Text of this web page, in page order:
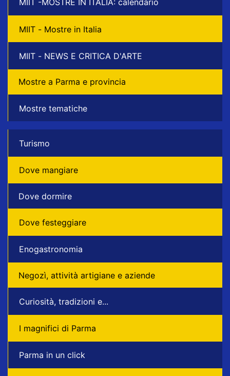
MIIT -MOSTRE IN ITALIA: calendario
MIIT - Mostre in Italia
MIIT - NEWS E CRITICA D'ARTE
Mostre a Parma e provincia
Mostre tematiche
Turismo
Dove mangiare
Dove dormire
Dove festeggiare
Enogastronomia
Negozì, attività artigiane e aziende
Curiosità, tradizioni e...
I magnifici di Parma
Parma in un click